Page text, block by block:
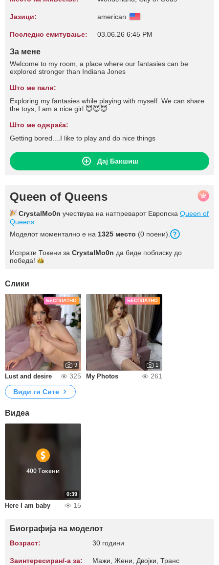
Јазици: american
Последно емитување: 03.06.26 6:45 PM
За мене
Welcome to my room, a place where our fantasies can be
explored stronger than Indiana Jones
Што ме пали:
Exploring my fantasies while playing with myself. We can share
the toys, I am a nice girl 😇😇😇
Што ме одвраќа:
Getting bored....I like to play and do nice things
Дај Бакшиш
Queen of Queens
CrystalMo0n учествува на натпреварот Европска Queen of
Queens
Моделот моментално е на 1325 место (0 поени).
Испрати Токени за CrystalMo0n да биде поблиску до
победа!
Слики
БЕСПЛАТНО
9
Lust and desire 325
БЕСПЛАТНО
1
My Photos
261
Види ги Сите
Видеа
0:39
400 Токени
Here I am baby 15
Биографија на моделот
Возраст: 30 години
Заинтересиран/-а за: Мажи, Жени, Двојки, Транс